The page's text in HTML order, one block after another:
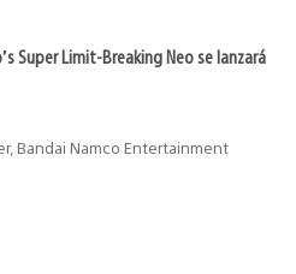
Super Limit-Breaking Neo se lanzará
Bandai Namco Entertainment